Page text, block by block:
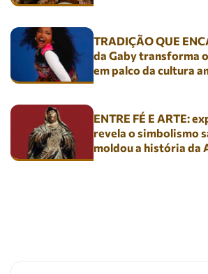
TRADIÇÃO QUE
da Gaby transforma
em palco da cultura
ENTRE FÉ E ARTE:
revela o simbolismo
moldou a história da